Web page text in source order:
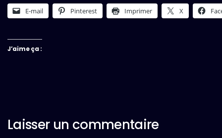
E-mail Pinterest Imprimer X
J’aime ça :
Laisser un commentaire